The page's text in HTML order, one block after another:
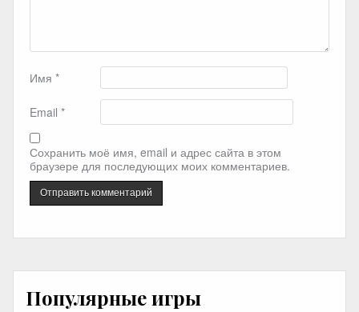
Имя *
Email *
Сохранить моё имя, email и адрес сайта в этом
браузере для последующих моих комментариев.
Популярные игры